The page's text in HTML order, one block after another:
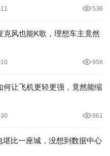
536
克风也能K歌，理想车主竟然
956
何让飞机更轻更强，竟然能缩
961
堪比一座城，没想到数据中心